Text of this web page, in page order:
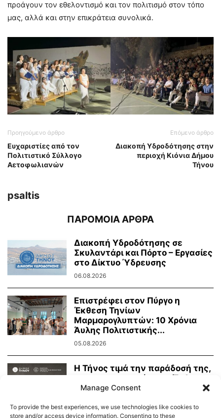
προάγουν τον εθελοντισμό και τον πολιτισμό στον τόπο
μας, αλλά και στην επικράτεια συνολικά.
Προηγούμενο άρθρο
Ευχαριστίες από τον
Πολιτιστικό Σύλλογο
Αετοφωλιανών
Επόμενο άρθρο
Διακοπή Υδροδότησης στην
περιοχή Κιόνια Δήμου
Τήνου
psaltis
ΠΑΡΟΜΟΙΑ ΑΡΘΡΑ
Διακοπή Υδροδότησης σε
Σκυλαντάρι και Πόρτο – Εργασίες
στο Δίκτυο Ύδρευσης
06.08.2026
Επιστρέφει στον Πύργο η
Έκθεση Τηνίων
Μαρμαρογλυπτών: 10 Χρόνια
Άυλης Πολιτιστικής...
05.08.2026
Η Τήνος τιμά την παράδοσή της,
τη μαρμαροτεχνία της. Έκθεση
Τήνιων...
Manage Consent
To provide the best experiences, we use technologies like cookies to
store and/or access device information. Consenting to these